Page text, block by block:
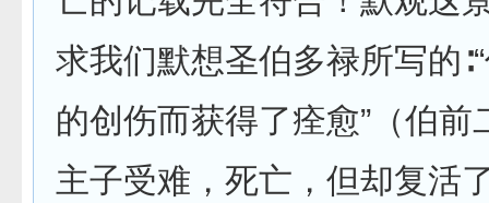
求我们默想圣伯多禄所写的
的创伤而获得了痊愈”（伯前
主子受难，死亡，但却复活